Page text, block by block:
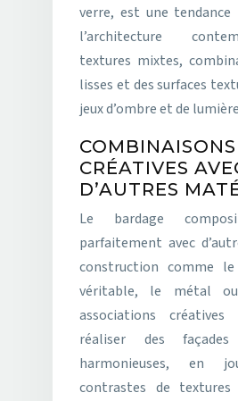
verre, est une tendance
l’architecture
textures mixtes,
lisses et des surfaces
jeux d’ombre et de
COMBINAISONS
CRÉATIVES
D’AUTRES
Le bardage
parfaitement avec
construction comme
véritable, le métal
associations
réaliser des
harmonieuses, en
contrastes de